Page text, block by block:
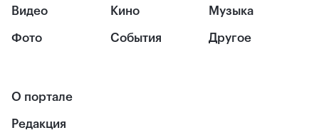
Видео
Фото
Кино
События
Музыка
Другое
О портале
Редакция